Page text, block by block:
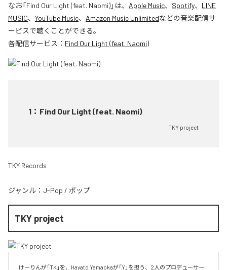
なお「Find Our Light (feat. Naomi)」は、 Apple Music、 Spotify、 LINE
MUSIC、 YouTube Music、 Amazon Music Unlimitedなどの音楽配信サ
ービスで聴くことができる。
各配信サービス： Find Our Light (feat. Naomi)
1 ： Find Our Light (feat. Naomi)
TKY project
TKY Records
ジャンル： J-Pop / ポップ
TKY project
けーりんが「TK」を、Hayato Yamaokaが「Y」を担う、2人のプロデューサー